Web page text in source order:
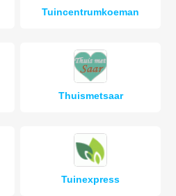
Tuincentrumkoeman
Thuismetsaar
Tuinexpress